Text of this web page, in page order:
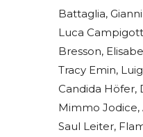
Battaglia,
Luca
Bresson,
Tracy Emin,
Candida Höfer,
Mimmo Jodice,
Saul Leiter,